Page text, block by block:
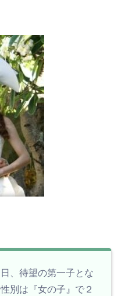
、待望の第一子とな
別は『女の子』で２